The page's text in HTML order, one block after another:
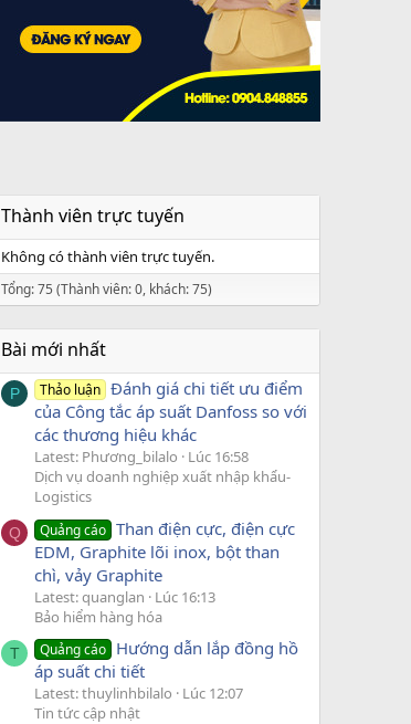
Thành viên trực tuyến
Không có thành viên trực tuyến.
Tổng: 75 (Thành viên: 0, khách: 75)
Bài mới nhất
P Thảo luận Đánh giá chi tiết ưu điểm
của Công tắc áp suất Danfoss so với
các thương hiệu khác
Latest: Phương_bilalo
Lúc 16:58
Dịch vụ doanh nghiệp xuất nhập khẩu-
Logistics
Q Quảng cáo Than điện cực, điện cực
EDM, Graphite lõi inox, bột than
chì, vảy Graphite
Latest: quanglan
Lúc 16:13
Bảo hiểm hàng hóa
T Quảng cáo Hướng dẫn lắp đồng hồ
áp suất chi tiết
Latest: thuylinhbilalo
Lúc 12:07
Tin tức cập nhật